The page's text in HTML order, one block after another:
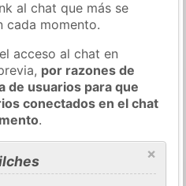
al chat que más se
cada momento.
acceso al chat en
por razones de
de usuarios para que
conectados en el chat
.
×